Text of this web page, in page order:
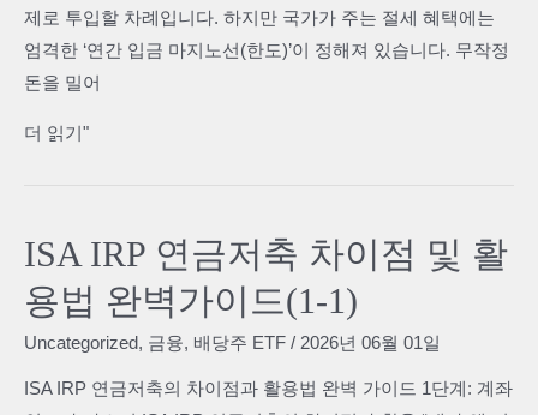
목
과
배
스
의
원
(2-
제로 투입할 차례입니다. 하지만 국가가 주는 절세 혜택에는
엄격한 ‘연간 입금 마지노선(한도)’이 정해져 있습니다. 무작정
돈을 밀어
ISA
저
축
입
더 읽기"
ISA IRP 연금저축 차이점 및 활
용법 완벽가이드(1-1)
Uncategorized, 금융, 배당주 ETF / 2026년 06월 01일
ISA IRP 연금저축의 차이점과 활용법 완벽 가이드 1단계: 계좌